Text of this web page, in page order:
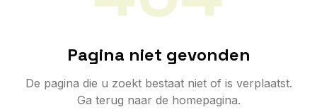
Pagina niet gevonden
De pagina die u zoekt bestaat niet of is verplaatst.
Ga terug naar de homepagina.